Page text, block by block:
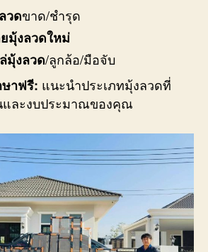
วดขาด/ชำรุด
มุ้งลวดใหม่
มุ้งลวด/ลูกล้อ/มือจับ
าฟรี: แนะนำประเภทมุ้งลวดที่
และงบประมาณของคุณ